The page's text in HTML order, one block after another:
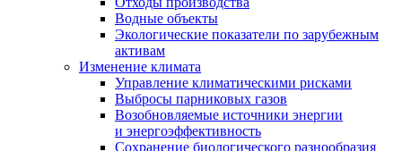
Водные объекты
Экологические показатели по зарубежным
активам
Изменение климата
Управление климатическими рисками
Выбросы парниковых газов
Возобновляемые источники энергии
и энергоэффективность
Сохранение биологического разнообразия